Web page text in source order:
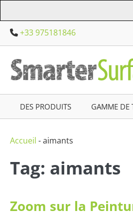
au
contenu+33 975181846
DES PRODUITS GAMME DE
Accueil -aimants
Tag: aimants
Zoom sur la